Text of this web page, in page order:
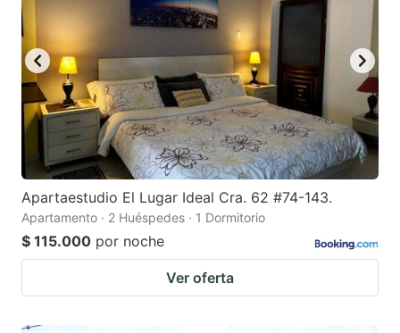
Apartaestudio El Lugar Ideal Cra. 62 #74-143.
Apartamento · 2 Huéspedes · 1 Dormitorio
$ 115.000 por noche
Ver oferta